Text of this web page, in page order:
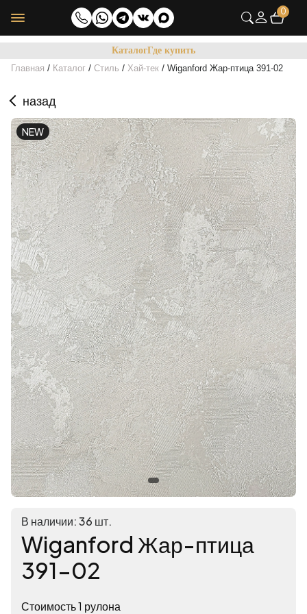
0
КаталогГде купить
Главная / Каталог / Стиль / Хай-тек / Wiganford Жар-птица 391-02
назад
NEW
В наличии: 36 шт.
Wiganford Жар-птица
391-02
Стоимость 1 рулона